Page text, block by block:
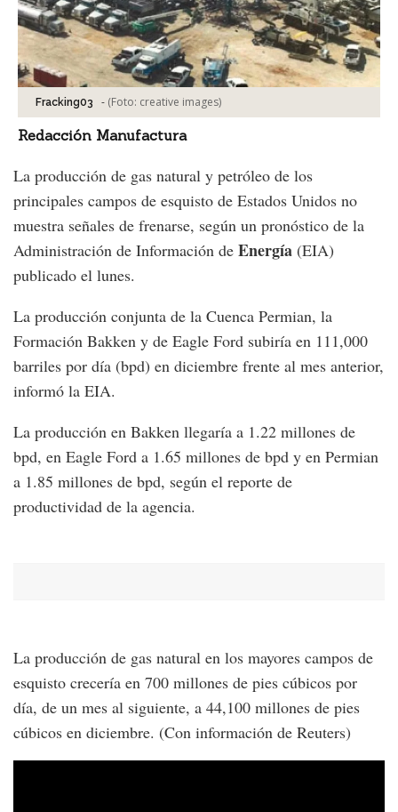
Fracking03 - (Foto: creative images)
Redacción Manufactura
La producción de gas natural y petróleo de los
principales campos de esquisto de Estados Unidos no
muestra señales de frenarse, según un pronóstico de la
Administración de Información de Energía (EIA)
publicado el lunes.
La producción conjunta de la Cuenca Permian, la
Formación Bakken y de Eagle Ford subiría en 111,000
barriles por día (bpd) en diciembre frente al mes anterior,
informó la EIA.
La producción en Bakken llegaría a 1.22 millones de
bpd, en Eagle Ford a 1.65 millones de bpd y en Permian
a 1.85 millones de bpd, según el reporte de
productividad de la agencia.
La producción de gas natural en los mayores campos de
esquisto crecería en 700 millones de pies cúbicos por
día, de un mes al siguiente, a 44,100 millones de pies
cúbicos en diciembre. (Con información de Reuters)